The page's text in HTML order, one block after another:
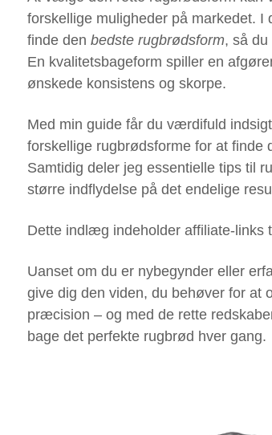
forskellige muligheder på markedet.
finde den bedste rugbrødsform, så
En kvalitetsbageform spiller en
ønskede konsistens og skorpe.
Med min guide får du værdifuld
forskellige rugbrødsforme for at finde
Samtidig deler jeg essentielle tips til
større indflydelse på det endelige
Dette indlæg indeholder affiliate-links
Uanset om du er nybegynder eller
give dig den viden, du behøver for at
præcision – og med de rette
bage det perfekte rugbrød hver gang.